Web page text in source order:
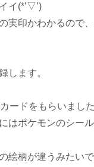
イ(*’▽’)
実印かわかるので
します。
ードをもらいました
はポケモンのシール
絵柄が違うみたいで